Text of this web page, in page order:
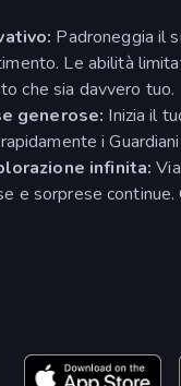
Padroneggia il
Le abilità
che sia davvero tuo.
generose: Inizia il
i
infinita:
e sorprese